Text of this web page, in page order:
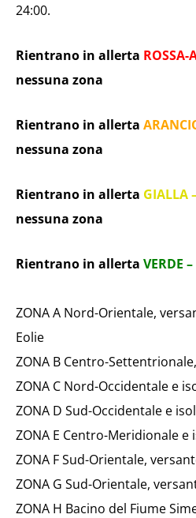
24:00.
Rientrano in allerta ROSSA-
nessuna zona
Rientrano in allerta
nessuna zona
Rientrano in allerta GIALLA
nessuna zona
Rientrano in allerta VERDE
ZONA A Nord-Orientale,
Eolie
ZONA B Centro-
ZONA C Nord-Occidentale e
ZONA D Sud-Occidentale e
ZONA E Centro-Meridionale e
ZONA F Sud-Orientale,
ZONA G Sud-Orientale,
ZONA H Bacino del Fiume